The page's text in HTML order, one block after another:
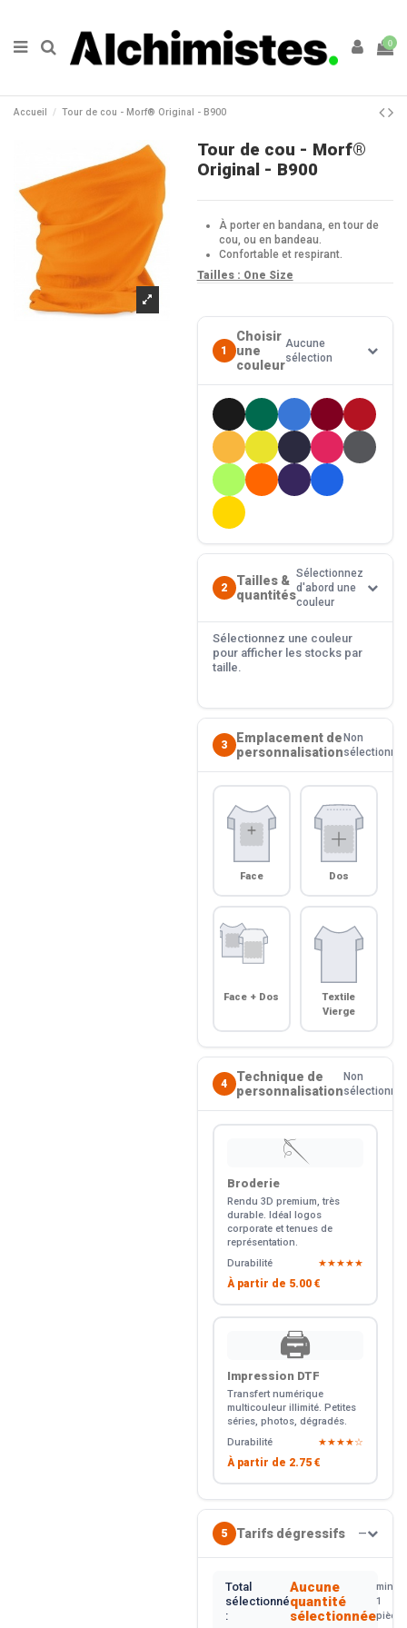
0
Accueil Tour de cou - Morf® Original - B900
Tour de cou - Morf®
Original - B900
À porter en bandana, en tour de
cou, ou en bandeau.
Confortable et respirant.
Tailles : One Size
1
Choisir
une
couleur
Aucune
sélection
2
Tailles &
quantités
Sélectionnez
d'abord une
couleur
Sélectionnez une couleur
pour afficher les stocks par
taille.
3
Emplacement de
personnalisation
Non
sélectionné
Face Dos
Face + Dos
Textile
Vierge
4
Technique de
personnalisation
Non
sélectionné
🪡
Broderie
Rendu 3D premium, très
durable. Idéal logos
corporate et tenues de
représentation.
Durabilité
★★★★★
À partir de 5.00 €
🖨️
Impression DTF
Transfert numérique
multicouleur illimité. Petites
séries, photos, dégradés.
Durabilité
★★★★☆
À partir de 2.75 €
5 Tarifs dégressifs —
Total
sélectionné
:
Aucune
quantité
sélectionnée
min.
1
pièce